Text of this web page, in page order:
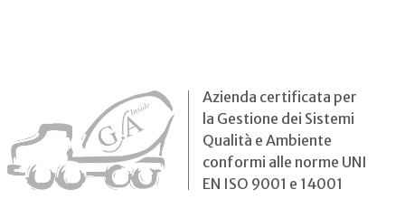
Azienda certificata per
la Gestione dei Sistemi
Qualità e Ambiente
conformi alle norme UNI
EN ISO 9001 e 14001